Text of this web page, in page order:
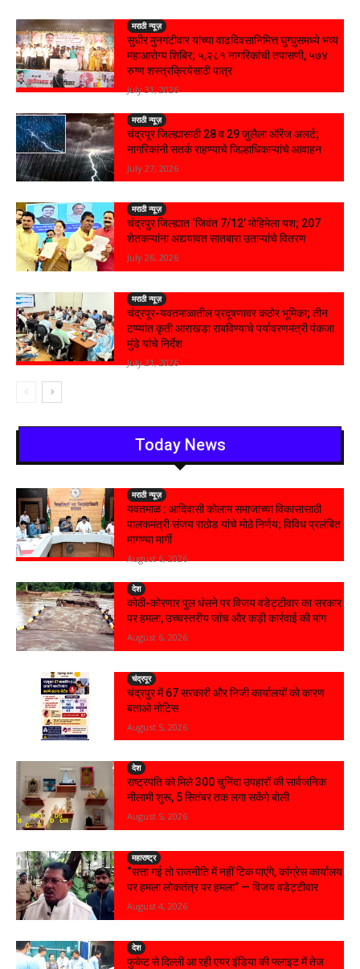
मराठी न्यूज़
सुधीर मुनगंटीवार यांच्या वाढदिवसानिमित्त घुग्घुसमध्ये भव्य
महाआरोग्य शिबिर; ५,२८१ नागरिकांची तपासणी, ५७४
रुग्ण शस्त्रक्रियेसाठी पात्र
July 31, 2026
मराठी न्यूज़
चंद्रपूर जिल्ह्यासाठी 28 व 29 जुलैला ऑरेंज अलर्ट;
नागरिकांनी सतर्क राहण्याचे जिल्हाधिकाऱ्यांचे आवाहन
July 27, 2026
मराठी न्यूज़
चंद्रपुर जिल्ह्यात ‘जिवंत 7/12’ मोहिमेला यश; 207
शेतकऱ्यांना अद्ययावत सातबारा उताऱ्यांचे वितरण
July 26, 2026
मराठी न्यूज़
चंद्रपूर-यवतमाळातील प्रदूषणावर कठोर भूमिका; तीन
टप्प्यांत कृती आराखडा राबविण्याचे पर्यावरणमंत्री पंकजा
मुंडे यांचे निर्देश
July 21, 2026
Today News
मराठी न्यूज़
यवतमाळ : आदिवासी कोलाम समाजाच्या विकासासाठी
पालकमंत्री संजय राठोड यांचे मोठे निर्णय; विविध प्रलंबित
मागण्या मार्गी
August 6, 2026
देश
कोठी-कोरणार पुल धंसने पर विजय वडेट्टीवार का सरकार
पर हमला, उच्चस्तरीय जांच और कड़ी कार्रवाई की मांग
August 6, 2026
चंद्रपूर
चंद्रपुर में 67 सरकारी और निजी कार्यालयों को कारण
बताओ नोटिस
August 5, 2026
देश
राष्ट्रपति को मिले 300 चुनिंदा उपहारों की सार्वजनिक
नीलामी शुरू, 5 सितंबर तक लगा सकेंगे बोली
August 5, 2026
महाराष्ट्र
“सत्ता गई तो राजनीति में नहीं टिक पाएंगे, कांग्रेस कार्यालय
पर हमला लोकतंत्र पर हमला” — विजय वडेट्टीवार
August 4, 2026
देश
फुकेट से दिल्ली आ रही एयर इंडिया की फ्लाइट में तेज